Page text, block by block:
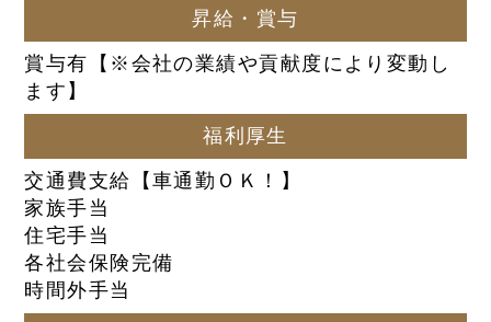
昇給・賞与
賞与有【※会社の業績や貢献度により変動し
ます】
福利厚生
交通費支給【車通勤ＯＫ！】
家族手当
住宅手当
各社会保険完備
時間外手当